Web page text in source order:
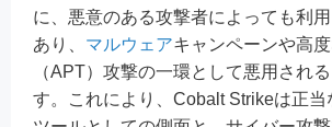
に、悪意のある攻撃者によっても利
あり、 マルウェアキャンペーンや高
（APT）攻撃の一環として悪用され
す。これにより、Cobalt Strikeは正当